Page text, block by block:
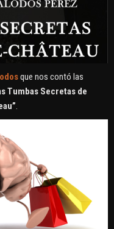
que nos contó las
Tumbas Secretas de
.